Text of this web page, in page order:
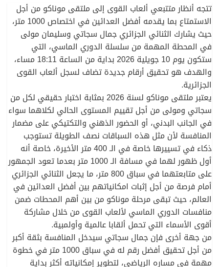
تتجه أنظار متتبعي ألعاب القوى إلى ملتقى موناكو من أجل
الاستمتاع بما يقدمه أفضل العدائين في اختصاص 1000 متر،
حيث يشارك الثنائي الجزائري جمال سجاتي وسليمان مولى
في المحطة المهمة من سلسلة الدوري الماسي، التي
ستكون يوم 10 جويلية 2026 بداية من الساعة 18:11 مساء،
والهدف هو تحقيق أرقام جديدة تضاف لسجل ألعاب القوى
الجزائرية.
يعتبر ملتقى موناكو لسنة 2026 بمثابة اختبار حقيقي لكل من
سجاتي ومولى من أجل تقييم المستوى الحالي لكلاهما سواء
في الجانب البدني، أو الحضور الذهني والتكتيكي على مضمار
المنافسة لأن مثل هذه السباقات نصف الطويلة تستوجب
ذكاء في تسييرها خاصة في الـ 400 متر الأخيرة، خاصة أنه
أول ظهور لهما في مسافة الـ 1000 متر بعدما تعود الجمهور
على متابعتهما في سباق 800 متر، ما يجعل الثنائي الجزائري
أمام فرصة من أجل إثبات امكانياتهم بين أفضل العدائين في
العالم، حيث تبقى مرحلة موناكو من بين أهم المحطات ضمن
منافسات الدوري الماسي لألعاب القوى من خلال مشاركة
أقوى الأسماء التي تحمل ألقابا عالمية وأولمبية.
من جهة أخرى فإن جمال سجاتي سيدخل المنافسة بثقة أكبر
من أجل تحقيق أفضل رقم له في سباق 1000 متر في خطوة
مهمة في مساره الرياضي، لتطوير إمكانياته أكثر بداية